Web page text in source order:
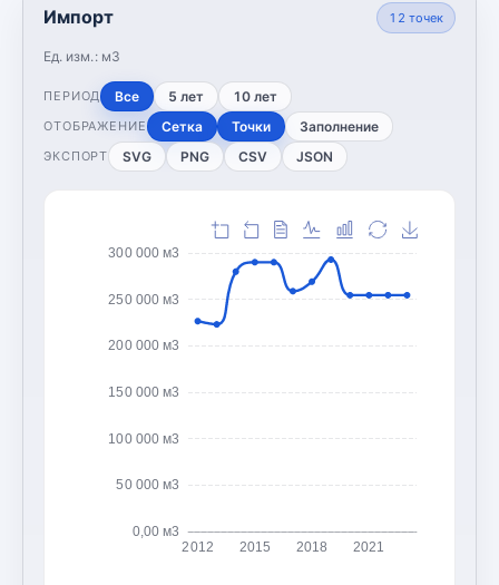
Импорт
Ед. изм.: м3
12 точек
ПЕРИОД Все 5 лет 10 лет
ОТОБРАЖЕНИЕ Сетка Точки Заполнение
ЭКСПОРТ SVG PNG CSV JSON
0,00 м3
50 000 м3
100 000 м3
150 000 м3
200 000 м3
250 000 м3
300 000 м3
2012 2015 2018 2021